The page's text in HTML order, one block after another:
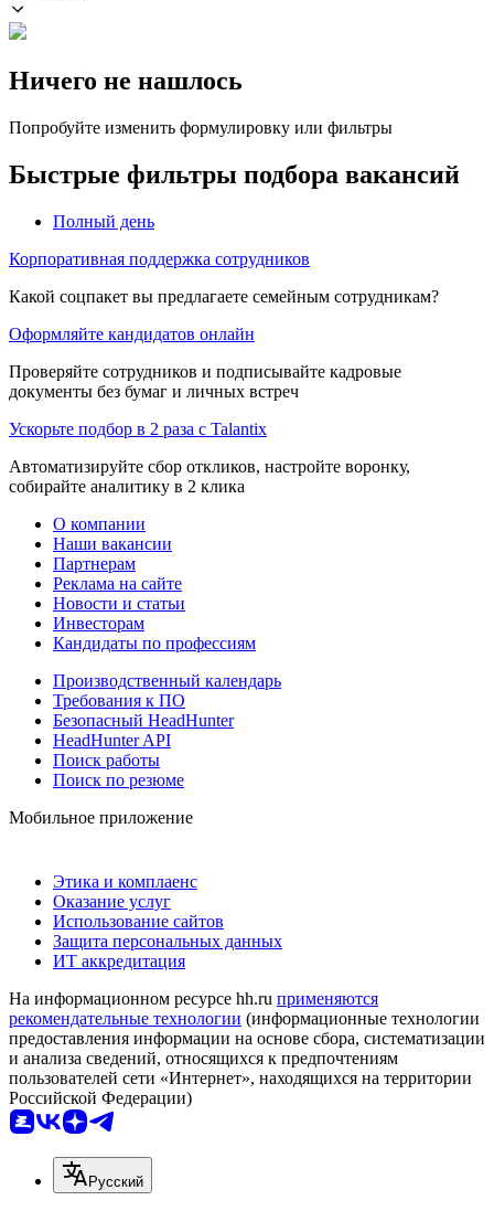
Ничего не нашлось
Попробуйте изменить формулировку или фильтры
Быстрые фильтры подбора вакансий
Полный день
Корпоративная поддержка сотрудников
Какой соцпакет вы предлагаете семейным сотрудникам?
Оформляйте кандидатов онлайн
Проверяйте сотрудников и подписывайте кадровые
документы без бумаг и личных встреч
Ускорьте подбор в 2 раза с Talantix
Автоматизируйте сбор откликов, настройте воронку,
собирайте аналитику в 2 клика
О компании
Наши вакансии
Партнерам
Реклама на сайте
Новости и статьи
Инвесторам
Кандидаты по профессиям
Производственный календарь
Требования к ПО
Безопасный HeadHunter
HeadHunter API
Поиск работы
Поиск по резюме
Мобильное приложение
Этика и комплаенс
Оказание услуг
Использование сайтов
Защита персональных данных
ИТ аккредитация
На информационном ресурсе hh.ru применяются
рекомендательные технологии (информационные технологии
предоставления информации на основе сбора, систематизации
и анализа сведений, относящихся к предпочтениям
пользователей сети «Интернет», находящихся на территории
Российской Федерации)
Русский